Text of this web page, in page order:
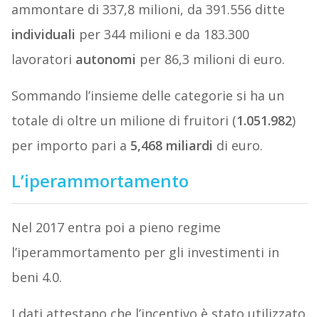
ammontare di 337,8 milioni, da 391.556 ditte
individuali per 344 milioni e da 183.300
lavoratori autonomi per 86,3 milioni di euro.
Sommando l’insieme delle categorie si ha un
totale di oltre un milione di fruitori (1.051.982)
per importo pari a 5,468 miliardi di euro.
L’iperammortamento
Nel 2017 entra poi a pieno regime
l’iperammortamento per gli investimenti in
beni 4.0.